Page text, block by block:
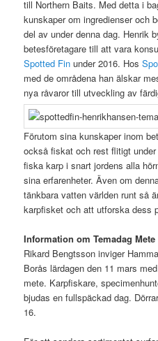
till Northern Baits. Med detta i
kunskaper om ingredienser och
del av under denna dag. Henrik
betesföretagare till att vara
Spotted Fin under 2016. Hos
med de områdena han älskar
nya råvaror till utveckling av
Förutom sina kunskaper inom
också fiskat och rest flitigt
fiska karp i snart jordens alla
sina erfarenheter. Även om
tänkbara vatten världen runt så
karpfisket och att utforska dess
Information om Temadag Mete
Rikard Bengtsson inviger
Borås lärdagen den 11 mars
mete. Karpfiskare,
bjudas en fullspäckad dag.
16.